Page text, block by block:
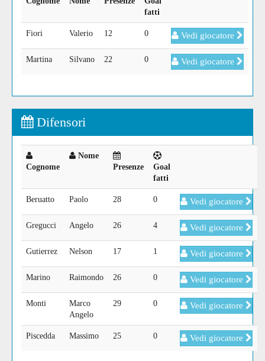
fatti
Fiori Valerio 12 0 Vedi giocatore
Martina Silvano 22 0 Vedi giocatore
Difensori
Cognome
Nome
Presenze
Goal
fatti
Beruatto Paolo 28 0 Vedi giocatore
Gregucci Angelo 26 4 Vedi giocatore
Gutierrez Nelson 17 1 Vedi giocatore
Marino Raimondo 26 0 Vedi giocatore
Monti
Marco
Angelo
29 0 Vedi giocatore
Piscedda Massimo 25 0 Vedi giocatore